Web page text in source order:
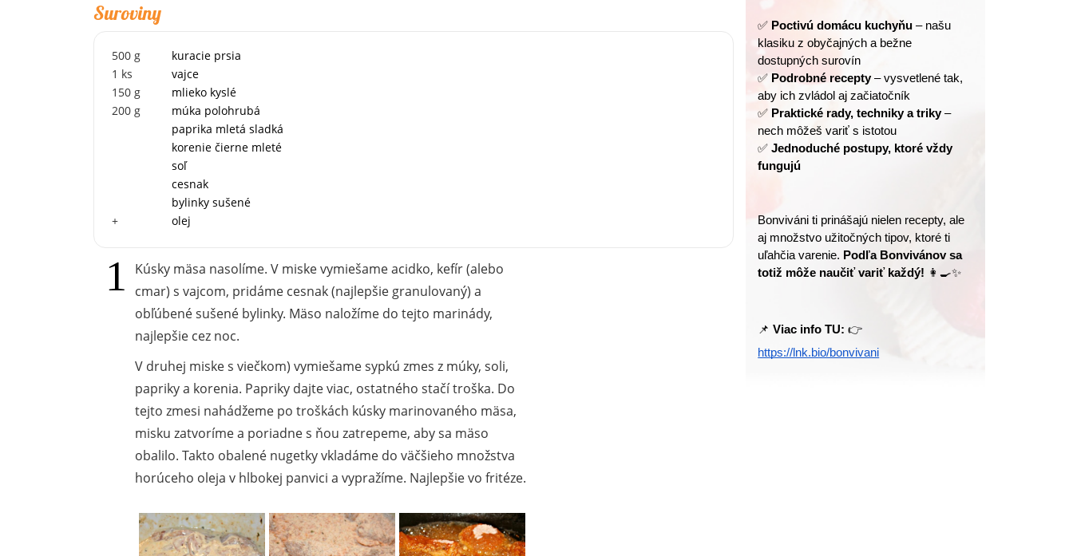
Suroviny
500 g
kuracie prsia
1 ks
vajce
150 g
mlieko kyslé
200 g
múka polohrubá
paprika mletá sladká
korenie čierne mleté
soľ
cesnak
bylinky sušené
+
olej
Kúsky mäsa nasolíme. V miske vymiešame acidko, kefír (alebo
cmar) s vajcom, pridáme cesnak (najlepšie granulovaný) a
obľúbené sušené bylinky. Mäso naložíme do tejto marinády,
najlepšie cez noc.
V druhej miske s viečkom) vymiešame sypkú zmes z múky, soli,
papriky a korenia. Papriky dajte viac, ostatného stačí troška. Do
tejto zmesi nahádžeme po troškách kúsky marinovaného mäsa,
misku zatvoríme a poriadne s ňou zatrepeme, aby sa mäso
obalilo. Takto obalené nugetky vkladáme do väčšieho množstva
horúceho oleja v hlbokej panvici a vypražíme. Najlepšie vo fritéze.
✅ Poctivú domácu kuchyňu – našu
klasiku z obyčajných a bežne
dostupných surovín
✅ Podrobné recepty – vysvetlené tak,
aby ich zvládol aj začiatočník
✅ Praktické rady, techniky a triky –
nech môžeš variť s istotou
✅ Jednoduché postupy, ktoré vždy
fungujú
Bonviváni ti prinášajú nielen recepty, ale
aj množstvo užitočných tipov, ktoré ti
uľahčia varenie. Podľa Bonvivánov sa
totiž môže naučiť variť každý! 👩‍🍳✨
📌 Viac info TU:
https://lnk.bio/bonvivani